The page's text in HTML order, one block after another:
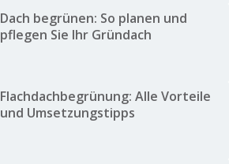
Dach begrünen: So planen und
pflegen Sie Ihr Gründach
Flachdachbegrünung: Alle Vorteile
und Umsetzungstipps